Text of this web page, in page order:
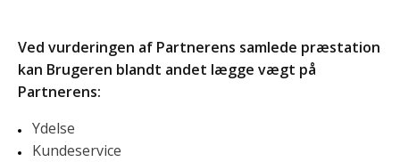
Ved vurderingen af Partnerens samlede præstation
kan Brugeren blandt andet lægge vægt på
Partnerens:
Ydelse
Kundeservice